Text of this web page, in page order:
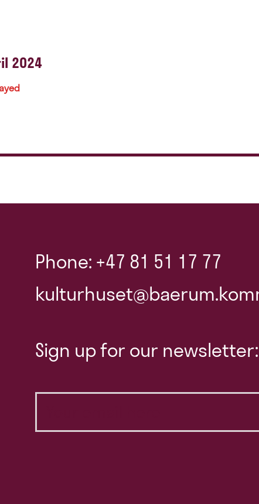
2024
Phone: +47 81 51 17 77
Sign up for our newsletter: